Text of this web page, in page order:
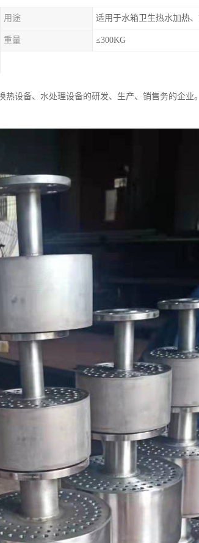
用途
重量 ≤300KG
设备、水处理设备的研发、生产、销售务的企业。